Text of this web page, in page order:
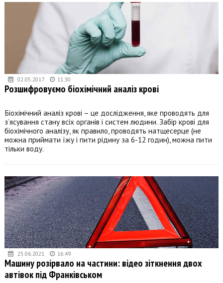
02.05.2017 11:30
Розшифровуємо біохімічний аналіз крові
Біохімічний аналіз крові – це дослідження, яке проводять для
з’ясування стану всіх органів і систем людини. Забір крові для
біохімічного аналізу, як правило, проводять натщесерце (не
можна приймати їжу і пити рідину за 6-12 годин), можна пити
тільки воду.
25.06.2021 16:49
Машину розірвало на частини: відео зіткнення двох
автівок під Франківськом